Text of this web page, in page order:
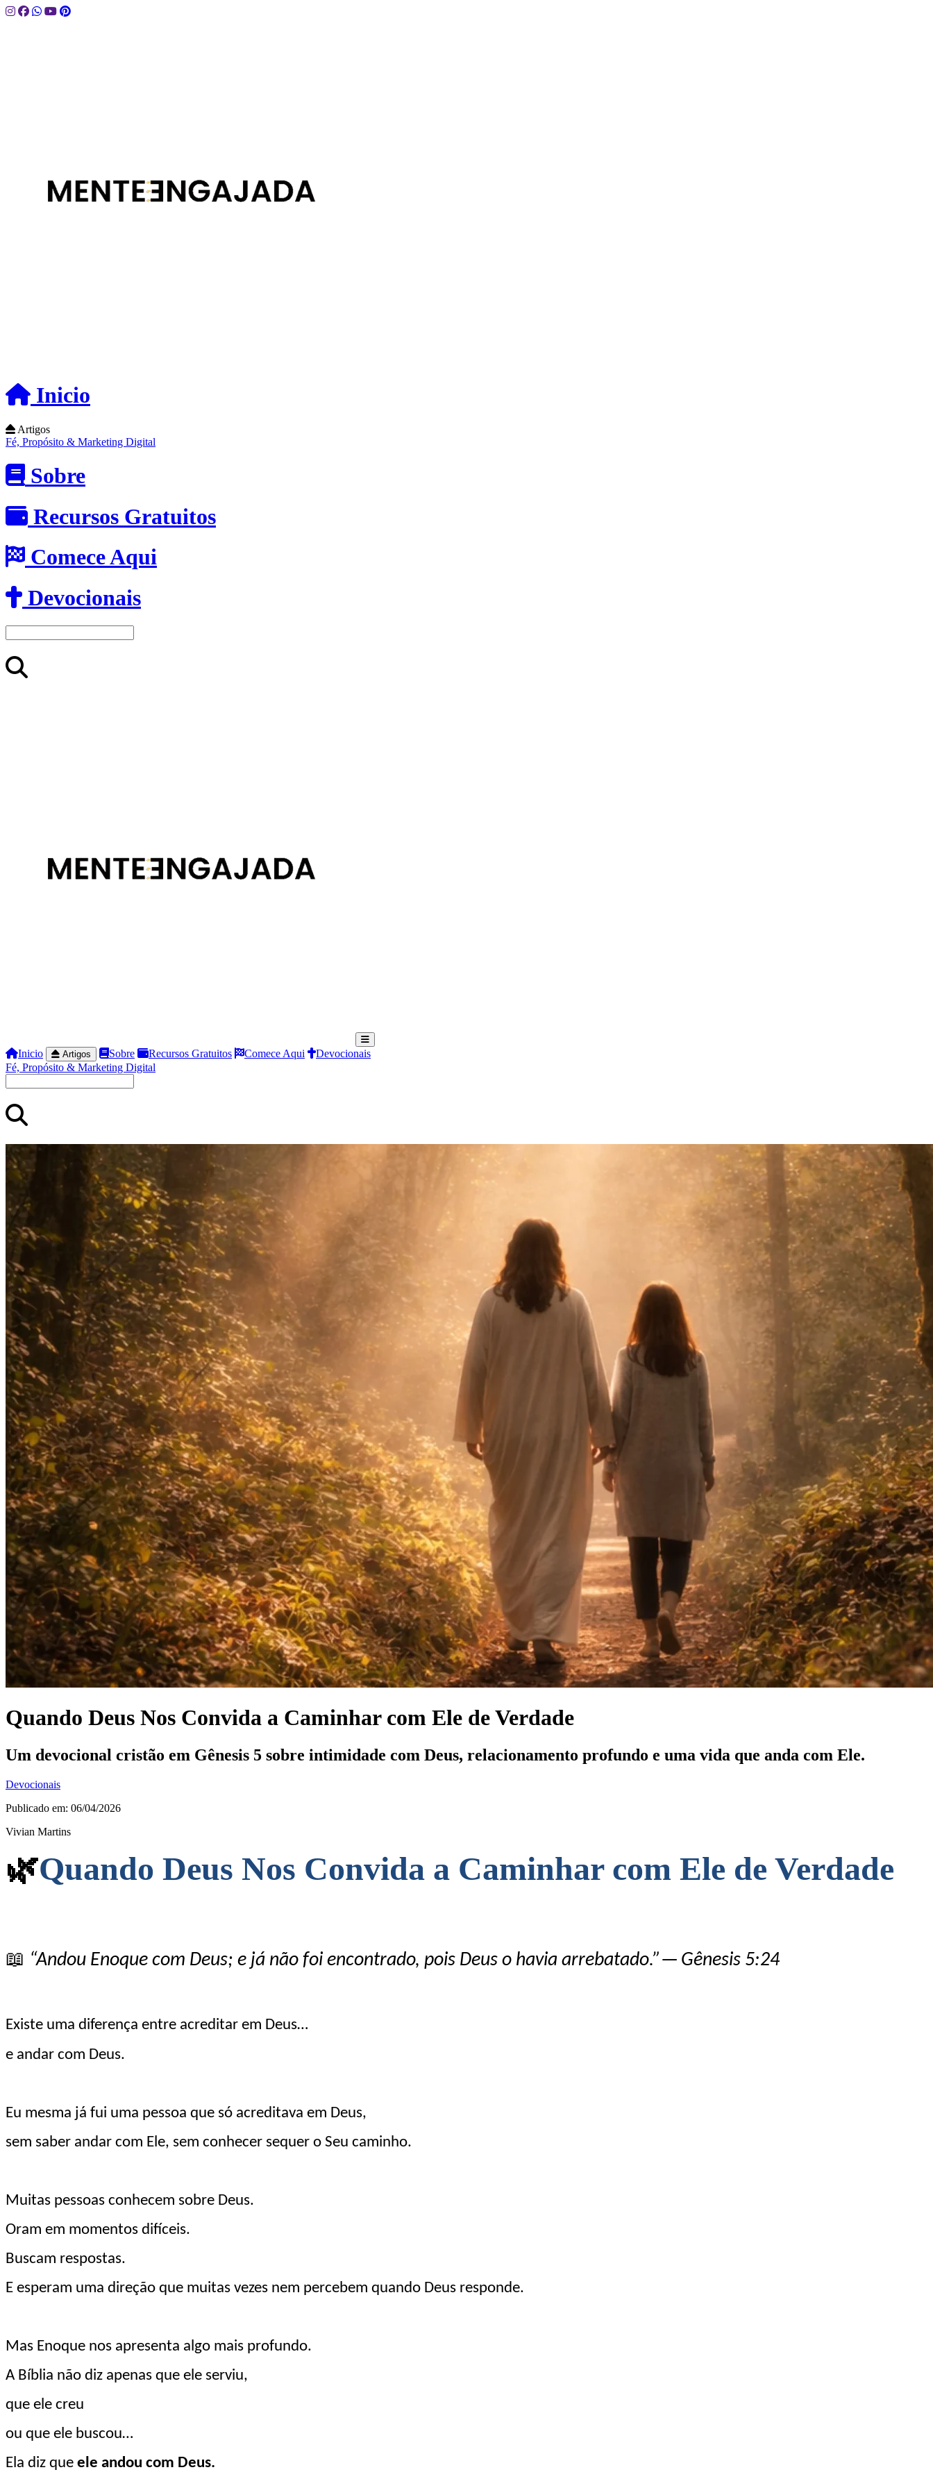
Inicio
Artigos
Fé, Propósito & Marketing Digital
Sobre
Recursos Gratuitos
Comece Aqui
Devocionais
Inicio Artigos Sobre Recursos Gratuitos Comece Aqui
Devocionais
Fé, Propósito & Marketing Digital
Quando Deus Nos Convida a Caminhar com Ele de Verdade
Um devocional cristão em Gênesis 5 sobre intimidade com Deus, relacionamento profundo e uma vida que anda com Ele.
Devocionais
Publicado em: 06/04/2026
Vivian Martins
🌿Quando Deus Nos Convida a Caminhar com Ele de Verdade
📖 “Andou Enoque com Deus; e já não foi encontrado, pois Deus o havia arrebatado.”— Gênesis 5:24
Existe uma diferença entre acreditar em Deus…
e andar com Deus.
Eu mesma já fui uma pessoa que só acreditava em Deus,
sem saber andar com Ele, sem conhecer sequer o Seu caminho.
Muitas pessoas conhecem sobre Deus.
Oram em momentos difíceis.
Buscam respostas.
E esperam uma direção que muitas vezes nem percebem quando Deus responde.
Mas Enoque nos apresenta algo mais profundo.
A Bíblia não diz apenas que ele serviu,
que ele creu
ou que ele buscou…
Ela diz que ele andou com Deus.